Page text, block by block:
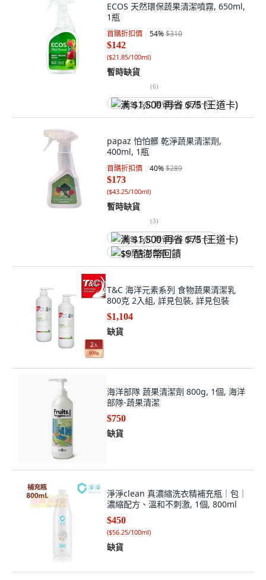
ECOS 天然環保蔬果清潔噴霧, 650ml,
1瓶
首購折扣價 54%$310
$142
($21.85/100ml)
暫時缺貨
(6)
满 $1,500 再省 $75 (王道卡)
papaz 怕怕髒 乾淨蔬果清潔劑,
400ml, 1瓶
首購折扣價 40%$289
$173
($43.25/100ml)
暫時缺貨
(3)
满 $1,500 再省 $75 (王道卡)
$9 酷澎幣回饋
T&C 海洋元素系列 食物蔬果清潔乳
800克 2入組, 詳見包裝, 詳見包裝
$1,104
缺貨
海洋部隊 蔬果清潔劑 800g, 1個, 海洋
部隊-蔬果清潔
$750
缺貨
淨淨clean 真濃縮洗衣精補充瓶｜包｜
濃縮配方、溫和不刺激, 1個, 800ml
$450
($56.25/100ml)
缺貨